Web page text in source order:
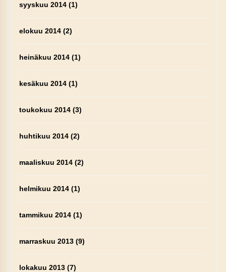
syyskuu 2014(1)
elokuu 2014(2)
heinäkuu 2014(1)
kesäkuu 2014(1)
toukokuu 2014(3)
huhtikuu 2014(2)
maaliskuu 2014(2)
helmikuu 2014(1)
tammikuu 2014(1)
marraskuu 2013(9)
lokakuu 2013(7)